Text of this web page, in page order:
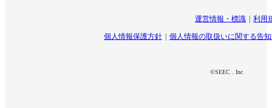
運営情報・標識 利用
個人情報保護方針 個人情報の取扱いに関する告
©SEEC . Inc